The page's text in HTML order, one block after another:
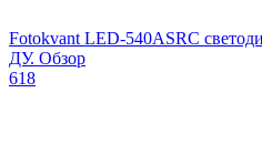
Fotokvant LED-540ASRC
ДУ. Обзор
618